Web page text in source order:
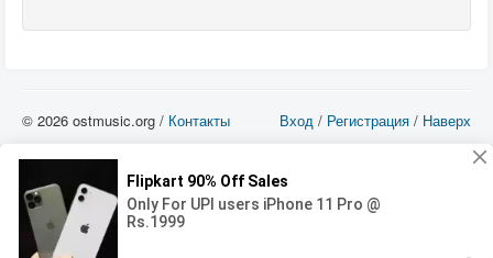
Вход / Регистрация / Наверх
© 2026 ostmusic.org / Контакты
можете использовать такие материалы только в том в случае, если
использование производится с ознакомительными целями - для прочих целей
вы должны приобрести лицензионную запись.